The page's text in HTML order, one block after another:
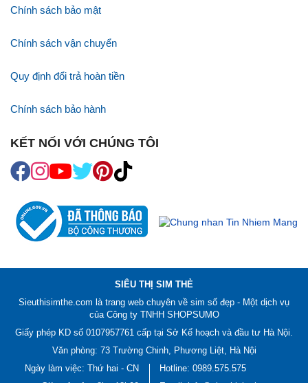
Chính sách bảo mật
Chính sách vận chuyển
Quy định đổi trả hoàn tiền
Chính sách bảo hành
KẾT NỐI VỚI CHÚNG TÔI
SIÊU THỊ SIM THẺ
Sieuthisimthe.com là trang web chuyên về sim số đẹp - Một dịch vụ
của Công ty TNHH SHOPSUMO
Giấy phép KD số 0107957761 cấp tại Sở Kế hoạch và đầu tư Hà Nội.
Văn phòng: 73 Trường Chinh, Phương Liệt, Hà Nội
Ngày làm việc: Thứ hai - CN
Hotline: 0989.575.575